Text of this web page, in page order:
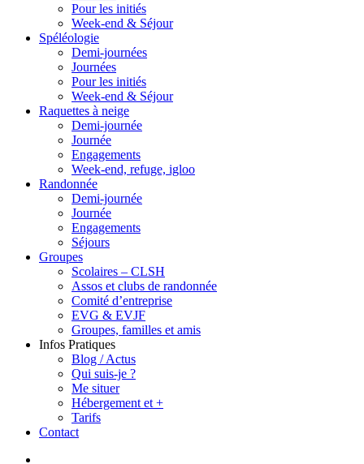
Pour les initiés
Week-end & Séjour
Spéléologie
Demi-journées
Journées
Pour les initiés
Week-end & Séjour
Raquettes à neige
Demi-journée
Journée
Engagements
Week-end, refuge, igloo
Randonnée
Demi-journée
Journée
Engagements
Séjours
Groupes
Scolaires – CLSH
Assos et clubs de randonnée
Comité d’entreprise
EVG & EVJF
Groupes, familles et amis
Infos Pratiques
Blog / Actus
Qui suis-je ?
Me situer
Hébergement et +
Tarifs
Contact